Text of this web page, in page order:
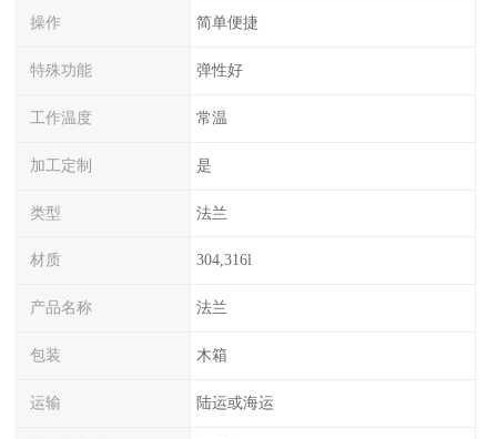
操作 简单便捷
特殊功能 弹性好
工作温度 常温
加工定制 是
类型 法兰
材质 304,316l
产品名称 法兰
包装 木箱
运输 陆运或海运